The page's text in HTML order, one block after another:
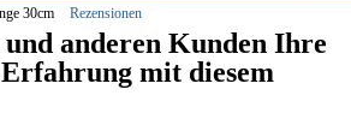
30cm Rezensionen
und anderen Kunden Ihre
mit diesem